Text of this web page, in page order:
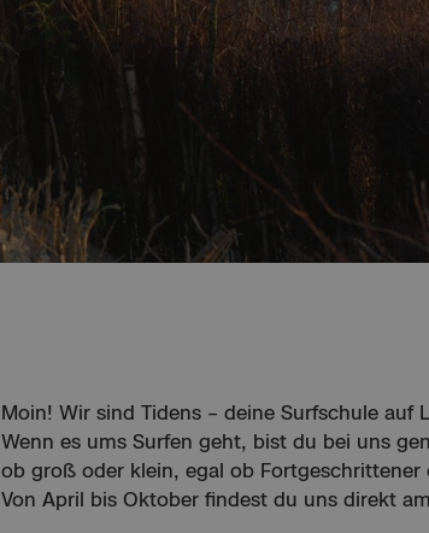
Moin! Wir sind Tidens – deine Surfschule auf
Wenn es ums Surfen geht, bist du bei uns
ob groß oder klein, egal ob Fortgeschrittener
Von April bis Oktober findest du uns direkt